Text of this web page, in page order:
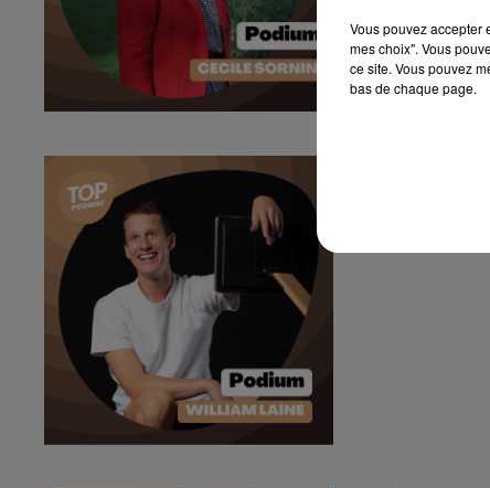
Podium
Vous pouvez accepter
mes choix". Vous
ce site. Vous pouvez
bas de chaque page.